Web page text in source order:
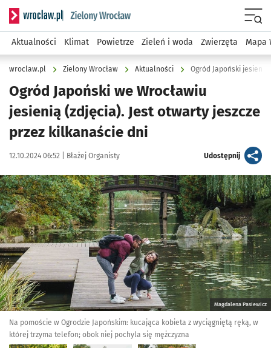
Serwis informacyjny wroclaw.pl podserwis: Środowisko we
Aktualności Klimat Powietrze Zieleń i woda Zwierzęta Mapa
wroclaw.pl Zielony Wrocław Aktualności Ogród Japoński
Ogród Japoński we Wrocławiu
jesienią (zdjęcia). Jest otwarty jeszcze
przez kilkanaście dni
Data publikacji:
12.10.2024 06:52 | Autor:
Błażej Organisty Udostępnijartykuł
Kliknij, aby zobaczyć galerię
Magdalena Pasiewicz
Na pomoście w Ogrodzie Japońskim: kucająca kobieta z wyciągniętą ręką, w
której trzyma telefon; obok niej pochyla się mężczyzna